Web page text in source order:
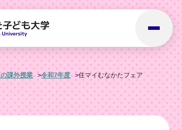
課外授業 令和7年度 住マイむなかたフェア